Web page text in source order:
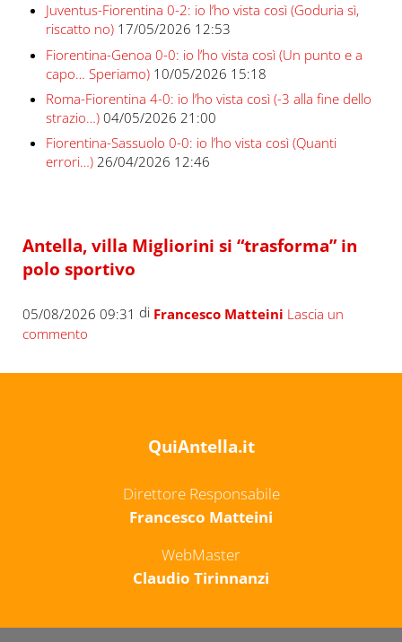
Juventus-Fiorentina 0-2: io l’ho vista così (Goduria sì,
riscatto no) 17/05/2026 12:53
Fiorentina-Genoa 0-0: io l’ho vista così (Un punto e a
capo… Speriamo) 10/05/2026 15:18
Roma-Fiorentina 4-0: io l’ho vista così (-3 alla fine dello
strazio…) 04/05/2026 21:00
Fiorentina-Sassuolo 0-0: io l’ho vista così (Quanti
errori…) 26/04/2026 12:46
Antella, villa Migliorini si “trasforma” in
polo sportivo
05/08/2026 09:31 di Francesco Matteini Lascia un
commento
QuiAntella.it
Direttore Responsabile
Francesco Matteini
WebMaster
Claudio Tirinnanzi